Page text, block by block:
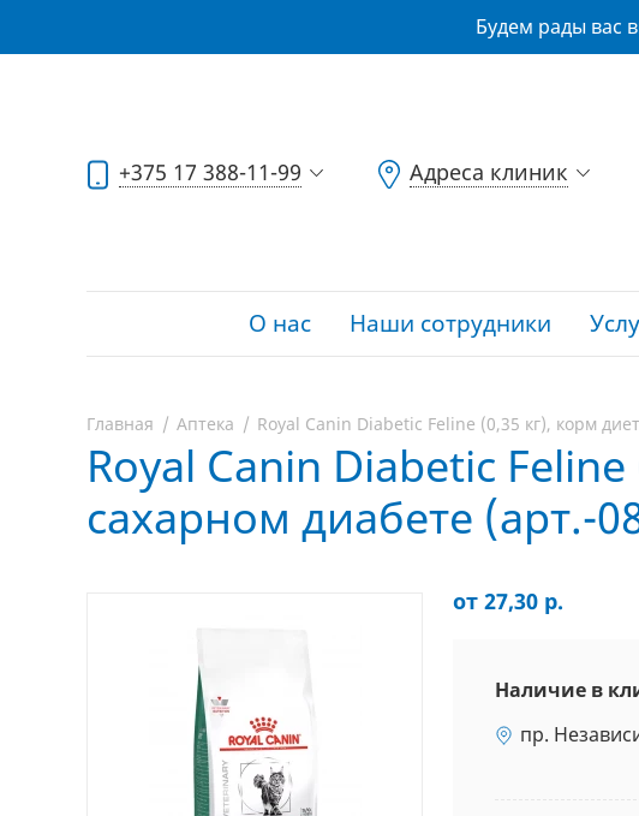
Будем рады вас
+375 17 388-11-99 Адреса клиник
О нас Наши сотрудники
Главная Аптека Royal Canin Diabetic Feline (0,35 кг), корм
Royal Canin Diabetic
сахарном диабете (арт.-
от 27,30 р.
Наличие в
пр.